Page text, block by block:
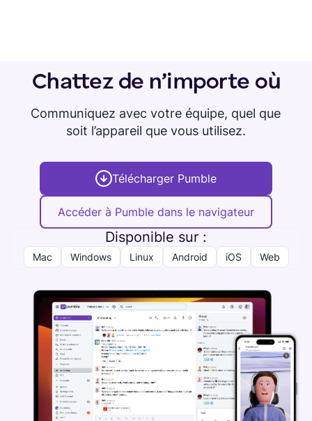
Chattez de n’importe où
Communiquez avec votre équipe, quel que
soit l’appareil que vous utilisez.
Télécharger Pumble
Accéder à Pumble dans le navigateur
Disponible sur :
Mac Windows Linux Android iOS Web